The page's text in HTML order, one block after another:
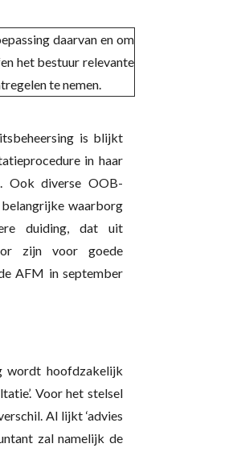
daarvan en om
het bestuur relevante
te nemen.
is blijkt
in haar
Ook diverse OOB-
belangrijke waarborg
duiding, dat uit
zijn voor goede
AFM in september
wordt hoofdzakelijk
Voor het stelsel
Al lijkt ‘advies
zal namelijk de